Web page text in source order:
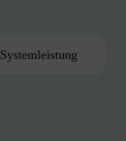
Systemleistung